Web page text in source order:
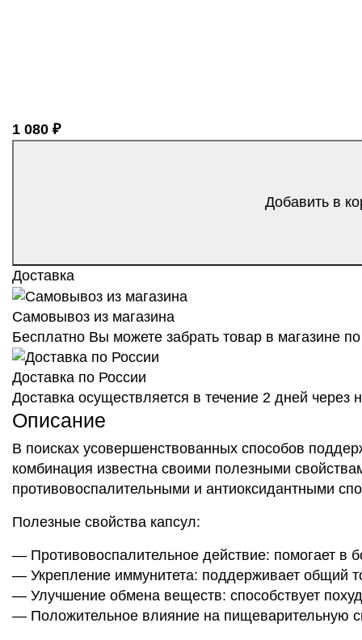
1 080 ₽
Добавить в
Доставка
Самовывоз из магазина
Бесплатно Вы можете забрать товар в магазине
Доставка по России
Доставка осуществляется в течение 2 дней
Описание
В поисках усовершенствованных способов
комбинация известна своими полезными
противовоспалительными и антиоксидантными
Полезные свойства капсул:
— Противовоспалительное действие: помогает в
— Укрепление иммунитета: поддерживает общий
— Улучшение обмена веществ: способствует
— Положительное влияние на пищеварительную